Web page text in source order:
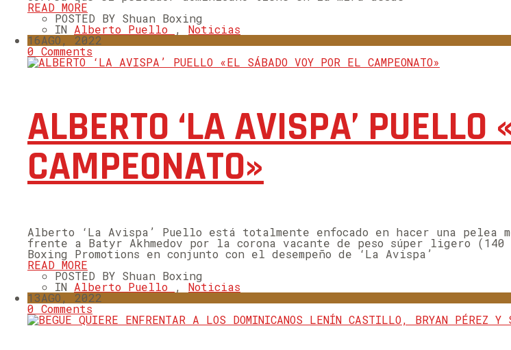
READ MORE
POSTED BY Shuan Boxing
IN Alberto Puello , Noticias
16AGO, 2022
0 Comments
ALBERTO ‘LA AVISPA’
CAMPEONATO»
Alberto ‘La Avispa’ Puello está totalmente enfocado en hacer una pelea
frente a Batyr Akhmedov por la corona vacante de peso súper ligero (140
Boxing Promotions en conjunto con el desempeño de ‘La Avispa’
READ MORE
POSTED BY Shuan Boxing
IN Alberto Puello , Noticias
13AGO, 2022
0 Comments